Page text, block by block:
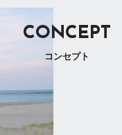
CONCEPT
コンセプト